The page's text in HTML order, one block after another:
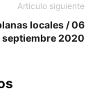
Artículo siguiente
locales / 06
septiembre 2020